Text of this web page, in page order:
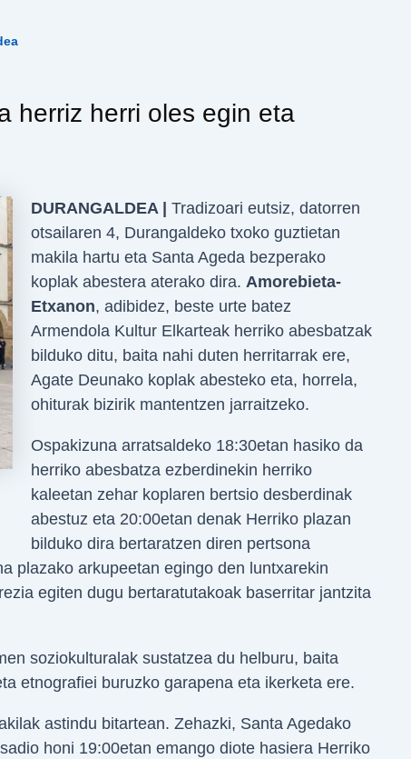
herriz herri oles egin eta
DURANGALDEA | Tradizoari eutsiz, datorren
otsailaren 4, Durangaldeko txoko guztietan
makila hartu eta Santa Ageda bezperako
koplak abestera aterako dira. Amorebieta-
Etxanon, adibidez, beste urte batez
Armendola Kultur Elkarteak herriko abesbatzak
bilduko ditu, baita nahi duten herritarrak ere,
Agate Deunako koplak abesteko eta, horrela,
ohiturak bizirik mantentzen jarraitzeko.
Ospakizuna arratsaldeko 18:30etan hasiko da
herriko abesbatza ezberdinekin herriko
kaleetan zehar koplaren bertsio desberdinak
abestuz eta 20:00etan denak Herriko plazan
bilduko dira bertaratzen diren pertsona
plazako arkupeetan egingo den luntxarekin
egiten dugu bertaratutakoak baserritar jantzita
soziokulturalak sustatzea du helburu, baita
etnografiei buruzko garapena eta ikerketa ere.
astindu bitartean. Zehazki, Santa Agedako
honi 19:00etan emango diote hasiera Herriko